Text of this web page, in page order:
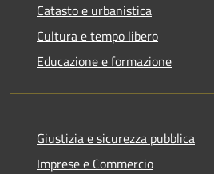
Catasto e urbanistica
Cultura e tempo libero
Educazione e formazione
Giustizia e sicurezza pubblica
Imprese e Commercio